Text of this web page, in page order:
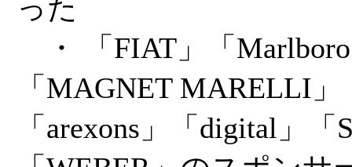
った
・ 「FIAT」「
「MAGNET MARELLI
「arexons」「digital」